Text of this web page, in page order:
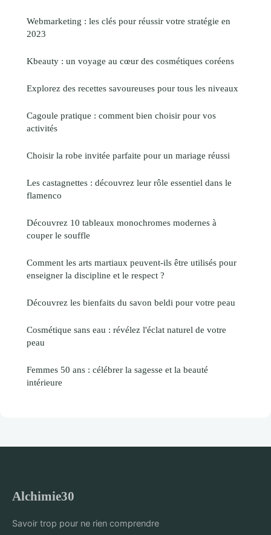
Webmarketing : les clés pour réussir votre stratégie en
2023
Kbeauty : un voyage au cœur des cosmétiques coréens
Explorez des recettes savoureuses pour tous les niveaux
Cagoule pratique : comment bien choisir pour vos
activités
Choisir la robe invitée parfaite pour un mariage réussi
Les castagnettes : découvrez leur rôle essentiel dans le
flamenco
Découvrez 10 tableaux monochromes modernes à
couper le souffle
Comment les arts martiaux peuvent-ils être utilisés pour
enseigner la discipline et le respect ?
Découvrez les bienfaits du savon beldi pour votre peau
Cosmétique sans eau : révélez l'éclat naturel de votre
peau
Femmes 50 ans : célébrer la sagesse et la beauté
intérieure
Alchimie30
Savoir trop pour ne rien comprendre